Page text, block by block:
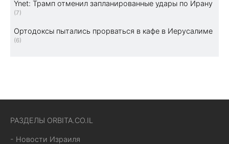
Ynet: Трамп отменил запланированные удары по Ирану
(7)
Ортодоксы пытались прорваться в кафе в Иерусалиме
(6)
РАЗДЕЛЫ ORBITA.CO.IL
- Новости Израиля